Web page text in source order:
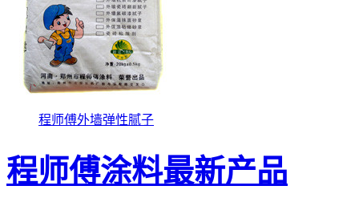
程师傅外墙弹性腻子
程师傅涂料最新产品